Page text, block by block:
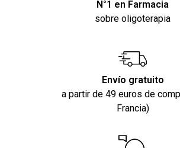
N°1 en Farmacia
sobre oligoterapia
Envío gratuito
a partir de 49 euros de
Francia)